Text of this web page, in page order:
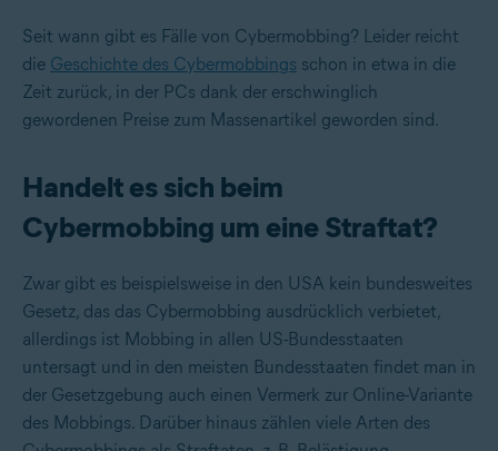
Seit wann gibt es Fälle von Cybermobbing? Leider reicht
die Geschichte des Cybermobbings schon in etwa in die
Zeit zurück, in der PCs dank der erschwinglich
gewordenen Preise zum Massenartikel geworden sind.
Handelt es sich beim
Cybermobbing um eine Straftat?
Zwar gibt es beispielsweise in den USA kein bundesweites
Gesetz, das das Cybermobbing ausdrücklich verbietet,
allerdings ist Mobbing in allen US-Bundesstaaten
untersagt und in den meisten Bundesstaaten findet man in
der Gesetzgebung auch einen Vermerk zur Online-Variante
des Mobbings. Darüber hinaus zählen viele Arten des